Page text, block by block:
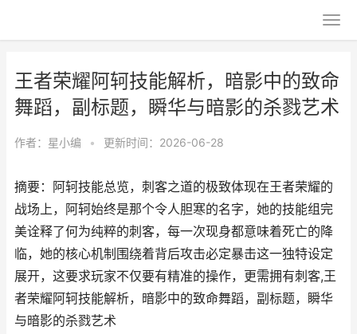
王者荣耀阿轲技能解析，暗影中的致命
舞蹈，副标题，瞬华与暗影的杀戮艺术
作者： 星小编 • 更新时间：2026-06-28
摘要：阿轲技能总览，刺客之道的极致体现在王者荣耀的
战场上，阿轲始终是那个令人胆寒的名字，她的技能组完
美诠释了何为纯粹的刺客，每一次现身都意味着死亡的降
临，她的核心机制围绕着背后攻击必定暴击这一独特设定
展开，这要求玩家不仅要有精准的操作，更需拥有刺客,王
者荣耀阿轲技能解析，暗影中的致命舞蹈，副标题，瞬华
与暗影的杀戮艺术